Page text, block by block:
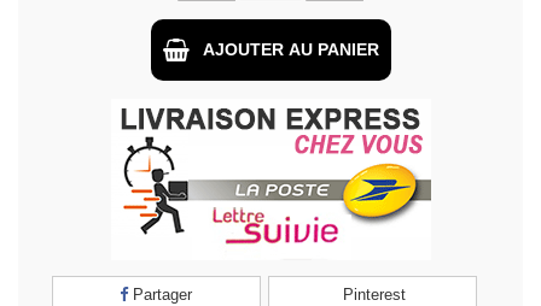
AJOUTER AU PANIER
Partager Pinterest